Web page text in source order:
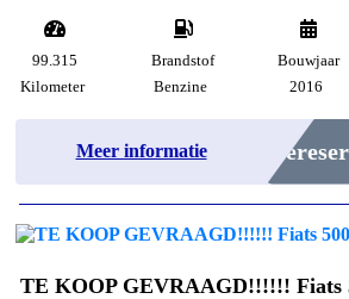
99.315
Kilometer
Brandstof
Benzine
Bouwjaar
2016
Meer informatie
TE KOOP GEVRAAGD!!!!!! Fiats